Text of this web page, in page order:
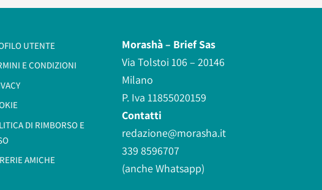
UTENTE
E CONDIZIONI
DI RIMBORSO E
AMICHE
Morashà – Brief Sas
Via Tolstoi 106 – 20146
Milano
P. Iva 11855020159
Contatti
redazione@morasha.it
339 8596707
(anche Whatsapp)